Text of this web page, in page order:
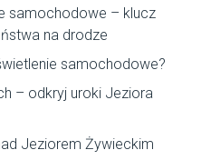
samochodowe – klucz
na drodze
samochodowe?
– odkryj uroki Jeziora
Jeziorem Żywieckim